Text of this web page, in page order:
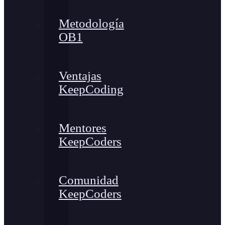
Metodología
OB1
Ventajas
KeepCoding
Mentores
KeepCoders
Comunidad
KeepCoders